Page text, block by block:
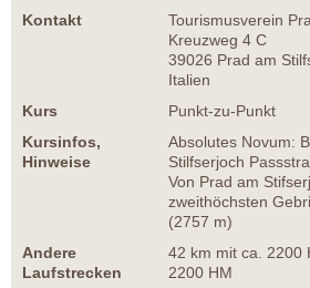
Kontakt
Tourismusverein
Kreuzweg 4 C
39026 Prad am
Italien
Kurs
Punkt-zu-Punkt
Kursinfos,
Hinweise
Absolutes Novum:
Stilfserjoch
Von Prad am
zweithöchsten
(2757 m)
Andere
Laufstrecken
42 km mit ca. 2200
2200 HM